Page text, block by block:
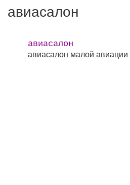
авиасалон
авиасалон
авиасалон малой авиации